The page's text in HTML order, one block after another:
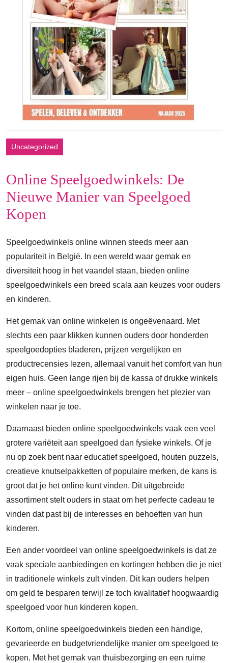
Uncategorized
Online Speelgoedwinkels: De
Nieuwe Manier van Speelgoed
Kopen
Speelgoedwinkels online winnen steeds meer aan
populariteit in België. In een wereld waar gemak en
diversiteit hoog in het vaandel staan, bieden online
speelgoedwinkels een breed scala aan keuzes voor ouders
en kinderen.
Het gemak van online winkelen is ongeëvenaard. Met
slechts een paar klikken kunnen ouders door honderden
speelgoedopties bladeren, prijzen vergelijken en
productrecensies lezen, allemaal vanuit het comfort van hun
eigen huis. Geen lange rijen bij de kassa of drukke winkels
meer – online speelgoedwinkels brengen het plezier van
winkelen naar je toe.
Daarnaast bieden online speelgoedwinkels vaak een veel
grotere variëteit aan speelgoed dan fysieke winkels. Of je
nu op zoek bent naar educatief speelgoed, houten puzzels,
creatieve knutselpakketten of populaire merken, de kans is
groot dat je het online kunt vinden. Dit uitgebreide
assortiment stelt ouders in staat om het perfecte cadeau te
vinden dat past bij de interesses en behoeften van hun
kinderen.
Een ander voordeel van online speelgoedwinkels is dat ze
vaak speciale aanbiedingen en kortingen hebben die je niet
in traditionele winkels zult vinden. Dit kan ouders helpen
om geld te besparen terwijl ze toch kwalitatief hoogwaardig
speelgoed voor hun kinderen kopen.
Kortom, online speelgoedwinkels bieden een handige,
gevarieerde en budgetvriendelijke manier om speelgoed te
kopen. Met het gemak van thuisbezorging en een ruime